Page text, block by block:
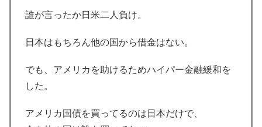
誰が言ったか日米二人負け。
日本はもちろん他の国から借金はない。
でも、アメリカを助けるためハイパー金融緩和を
した。
アメリカ国債を買ってるのは日本だけで、